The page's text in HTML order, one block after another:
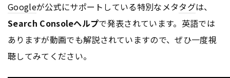
Googleが公式にサポートしている特別なメタタグは、
Search Consoleヘルプで発表されています。英語では
ありますが動画でも解説されていますので、ぜひ一度視
聴してみてください。